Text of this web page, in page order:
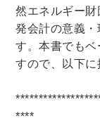
然エネルギー
発会計の意義・
す。本書でもベ
すので、以下に
****